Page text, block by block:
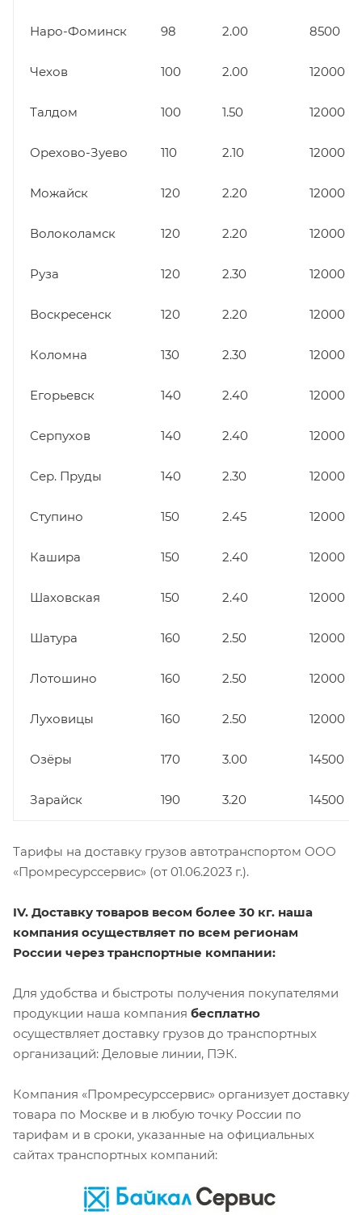
Наро-Фоминск 98 2.00 8500
Чехов 100 2.00 12000
Талдом 100 1.50 12000
Орехово-Зуево 110 2.10 12000
Можайск 120 2.20 12000
Волоколамск 120 2.20 12000
Руза 120 2.30 12000
Воскресенск 120 2.20 12000
Коломна 130 2.30 12000
Егорьевск 140 2.40 12000
Серпухов 140 2.40 12000
Сер. Пруды 140 2.30 12000
Ступино 150 2.45 12000
Кашира 150 2.40 12000
Шаховская 150 2.40 12000
Шатура 160 2.50 12000
Лотошино 160 2.50 12000
Луховицы 160 2.50 12000
Озёры 170 3.00 14500
Зарайск 190 3.20 14500
Тарифы на доставку грузов автотранспортом ООО
«Промресурссервис» (от 01.06.2023 г.).
IV. Доставку товаров весом более 30 кг. наша
компания осуществляет по всем регионам
России через транспортные компании:
Для удобства и быстроты получения покупателями
продукции наша компания бесплатно
осуществляет доставку грузов до транспортных
организаций: Деловые линии, ПЭК.
Компания «Промресурссервис» организует доставку
товара по Москве и в любую точку России по
тарифам и в сроки, указанные на официальных
сайтах транспортных компаний: